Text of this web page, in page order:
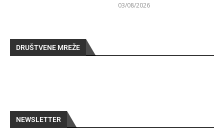
03/08/2026
DRUŠTVENE MREŽE
NEWSLETTER